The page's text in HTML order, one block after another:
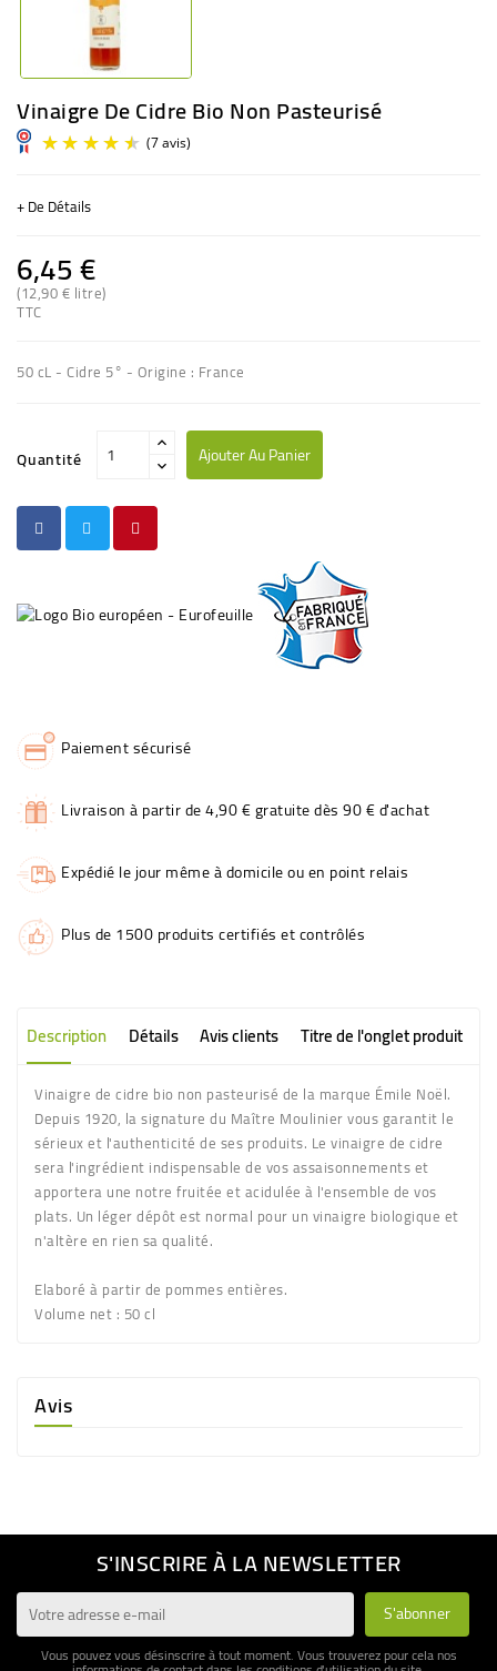
Vinaigre De Cidre Bio Non Pasteurisé
+ De Détails
6,45 €
(12,90 € litre)
TTC
50 cL - Cidre 5° - Origine : France
Quantité Ajouter Au Panier
Paiement sécurisé
Livraison à partir de 4,90 € gratuite dès 90 € d'achat
Expédié le jour même à domicile ou en point relais
Plus de 1500 produits certifiés et contrôlés
Description Détails Avis clients Titre de l'onglet produit
Vinaigre de cidre bio non pasteurisé de la marque Émile Noël.
Depuis 1920, la signature du Maître Moulinier vous garantit le
sérieux et l'authenticité de ses produits. Le vinaigre de cidre
sera l'ingrédient indispensable de vos assaisonnements et
apportera une notre fruitée et acidulée à l'ensemble de vos
plats. Un léger dépôt est normal pour un vinaigre biologique et
n'altère en rien sa qualité.
Elaboré à partir de pommes entières.
Volume net : 50 cl
Avis
S'INSCRIRE À LA NEWSLETTER
Vous pouvez vous désinscrire à tout moment. Vous trouverez pour cela nos